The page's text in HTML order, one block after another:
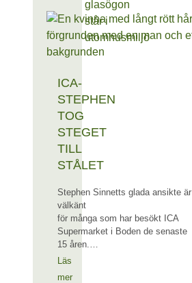
ICA-
STEPHEN
TOG
STEGET
TILL
STÅLET
Stephen Sinnetts glada ansikte är
välkänt
för många som har besökt ICA
Supermarket i Boden de senaste
15 åren.…
Läs
mer